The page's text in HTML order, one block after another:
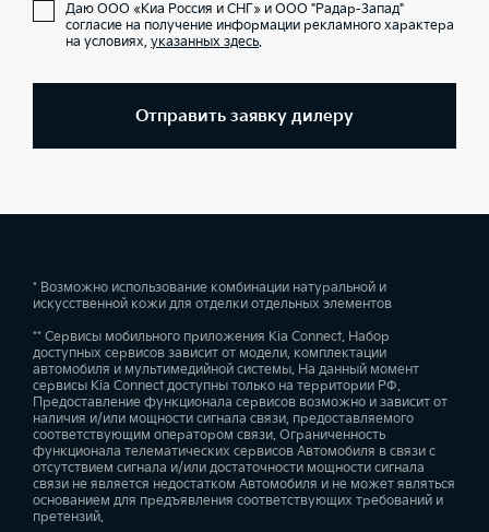
Даю ООО «Киа Россия и СНГ» и ООО "Радар-Запад"
согласие на получение информации рекламного характера
на условиях, указанных здесь.
Отправить заявку дилеру
* Возможно использование комбинации натуральной и
искусственной кожи для отделки отдельных элементов
** Сервисы мобильного приложения Kia Connect. Набор
доступных сервисов зависит от модели, комплектации
автомобиля и мультимедийной системы. На данный момент
сервисы Kia Connect доступны только на территории РФ.
Предоставление функционала сервисов возможно и зависит от
наличия и/или мощности сигнала связи, предоставляемого
соответствующим оператором связи. Ограниченность
функционала телематических сервисов Автомобиля в связи с
отсутствием сигнала и/или достаточности мощности сигнала
связи не является недостатком Автомобиля и не может являться
основанием для предъявления соответствующих требований и
претензий.